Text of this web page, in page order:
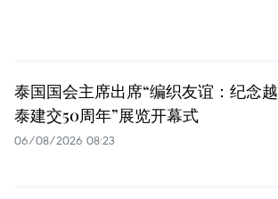
泰国国会主席出席“编织友谊：纪念越
泰建交50周年”展览开幕式
06/08/2026 08:23